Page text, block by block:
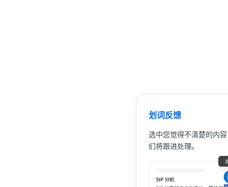
划词反馈
选中您觉得不清楚的内
们将跟进处理。